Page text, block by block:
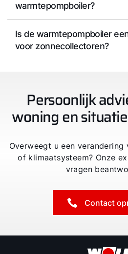
warmtepompboiler?
Is de warmtepompboiler
voor zonnecollectoren?
Persoonlijk
woning en
Overweegt u een
of klimaatsysteem? Onze
vragen
Contact